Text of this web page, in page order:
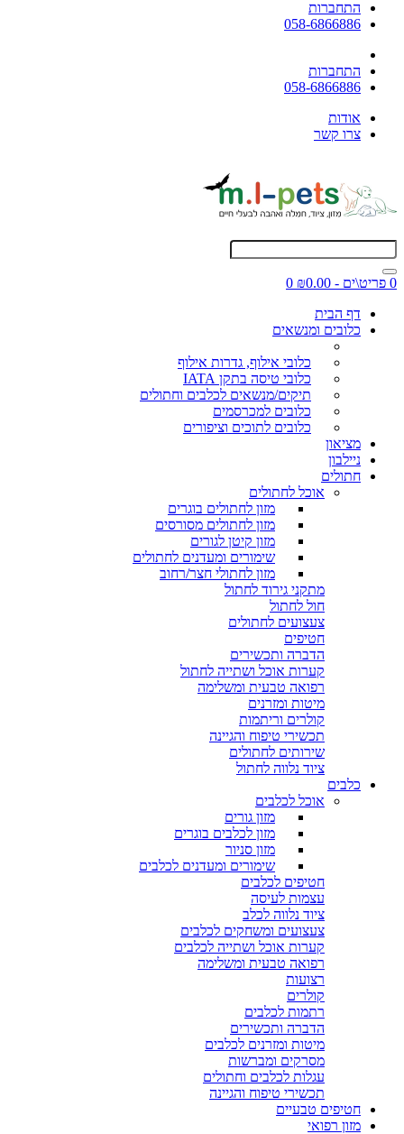
התחברות
058-6866886
התחברות
058-6866886
אודות
צרו קשר
0 פריט\ים - ₪0.00
0
דף הבית
כלובים ומנשאים
כלובי אילוף, גדרות אילוף
כלובי טיסה בתקן IATA
תיקים/מנשאים לכלבים וחתולים
כלובים למכרסמים
כלובים לתוכים וציפורים
מציאון
ניילבון
חתולים
אוכל לחתולים
מזון לחתולים בוגרים
מזון לחתולים מסורסים
מזון קיטן לגורים
שימורים ומעדנים לחתולים
מזון לחתולי חצר/רחוב
מתקני גירוד לחתול
חול לחתול
צעצועים לחתולים
חטיפים
הדברה ותכשירים
קערות אוכל ושתייה לחתול
רפואה טבעית ומשלימה
מיטות ומזרנים
קולרים וריתמות
תכשירי טיפוח והגיינה
שירותים לחתולים
ציוד נלווה לחתול
כלבים
אוכל לכלבים
מזון גורים
מזון לכלבים בוגרים
מזון סניור
שימורים ומעדנים לכלבים
חטיפים לכלבים
עצמות לעיסה
ציוד נלווה לכלב
צעצועים ומשחקים לכלבים
קערות אוכל ושתייה לכלבים
רפואה טבעית ומשלימה
רצועות
קולרים
רתמות לכלבים
הדברה ותכשירים
מיטות ומזרנים לכלבים
מסרקים ומברשות
עגלות לכלבים וחתולים
תכשירי טיפוח והגיינה
חטיפים טבעיים
מזון רפואי